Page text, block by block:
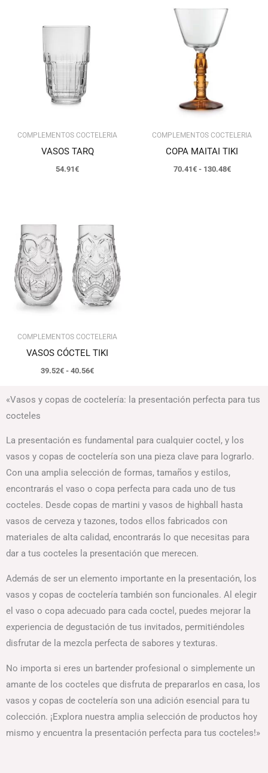
COMPLEMENTOS COCTELERIA
VASOS TARQ
54.91€
COMPLEMENTOS COCTELERIA
COPA MAITAI TIKI
70.41€ - 130.48€
COMPLEMENTOS COCTELERIA
VASOS CÓCTEL TIKI
39.52€ - 40.56€
precios:
desde
39.52€
hasta
40.56€
«Vasos y copas de coctelería: la presentación perfecta para tus
cocteles
La presentación es fundamental para cualquier coctel, y los
vasos y copas de coctelería son una pieza clave para lograrlo.
Con una amplia selección de formas, tamaños y estilos,
encontrarás el vaso o copa perfecta para cada uno de tus
cocteles. Desde copas de martini y vasos de highball hasta
vasos de cerveza y tazones, todos ellos fabricados con
materiales de alta calidad, encontrarás lo que necesitas para
dar a tus cocteles la presentación que merecen.
Además de ser un elemento importante en la presentación, los
vasos y copas de coctelería también son funcionales. Al elegir
el vaso o copa adecuado para cada coctel, puedes mejorar la
experiencia de degustación de tus invitados, permitiéndoles
disfrutar de la mezcla perfecta de sabores y texturas.
No importa si eres un bartender profesional o simplemente un
amante de los cocteles que disfruta de prepararlos en casa, los
vasos y copas de coctelería son una adición esencial para tu
colección. ¡Explora nuestra amplia selección de productos hoy
mismo y encuentra la presentación perfecta para tus cocteles!»